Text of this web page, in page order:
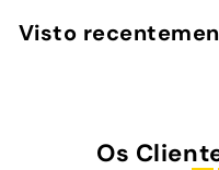
Visto
Os